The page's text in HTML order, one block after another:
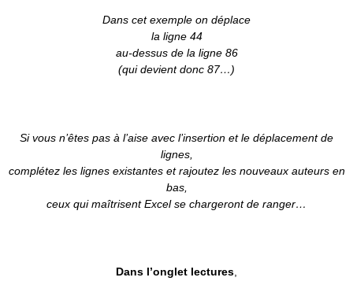
Dans cet exemple on déplace
la ligne 44
au-dessus de la ligne 86
(qui devient donc 87…)
Si vous n’êtes pas à l’aise avec l’insertion et le déplacement de
lignes,
complétez les lignes existantes et rajoutez les nouveaux auteurs en
bas,
ceux qui maîtrisent Excel se chargeront de ranger…
Dans l’onglet lectures,